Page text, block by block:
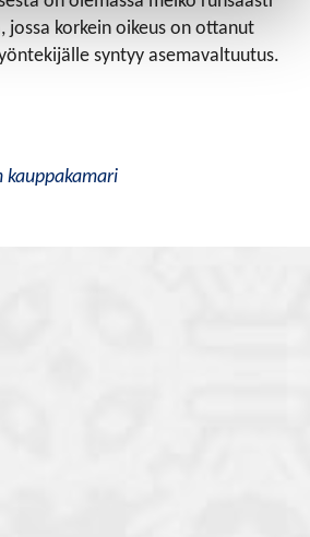
jossa korkein oikeus on ottanut
syntyy asemavaltuutus.
kauppakamari